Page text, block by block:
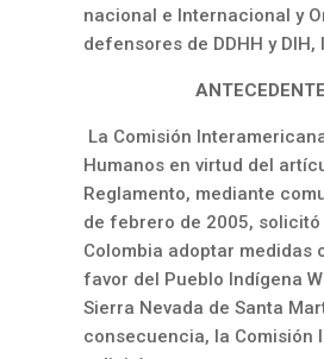
nacional e Internacional y
defensores de DDHH y
La Comisión
Humanos en virtud del
Reglamento, mediante
de febrero de 2005, solicitó
Colombia adoptar medidas
favor del Pueblo Indígena
Sierra Nevada de Santa
consecuencia, la Comisión